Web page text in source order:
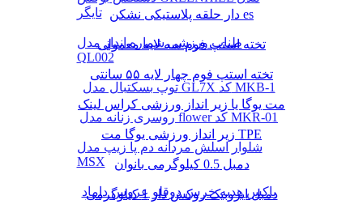
تایگر
طناب ورزشی شماره انداز مدل
QL002
توپ بسکتبال مدل GL7X کد MKB-1
روسری زنانه مدل flower کد MKR-01
شلوار اسلش مردانه دم پا زیپ مدل
MSX
باکس هدیه خرس دوقلو عروس داماد
دار حلقه پلاستیکی نشکن es
تخته استپ فوم سه لایه معمولی
تخته استپ فوم چهار لایه ۵۵ سانتی
مت یوگا یا زیر انداز ورزشی کراس لینک
زیر انداز ورزشی یوگا مت TPE
دمبل 0.5 کیلوگرمی بانوان
دمبل ایروبیک روکش‌ دار 1 کیلوگرمی